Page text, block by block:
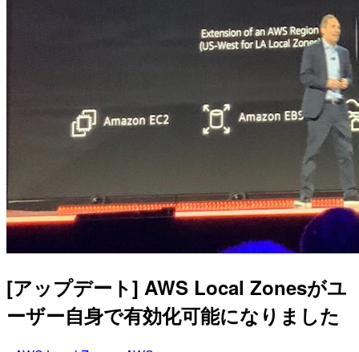
[アップデート] AWS Local Zonesがユ
ーザー自身で有効化可能になりました